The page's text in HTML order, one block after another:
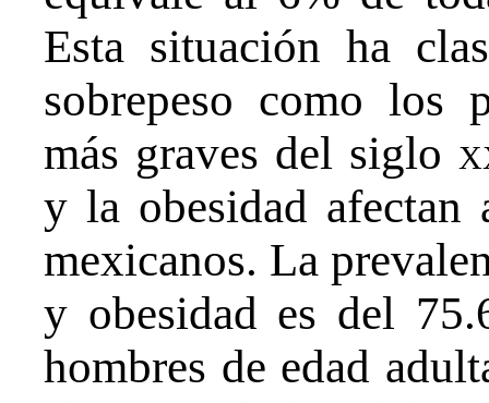
Esta situación ha
sobrepeso como los
más graves del siglo
y la obesidad afectan
mexicanos. La
y obesidad es del
hombres de edad